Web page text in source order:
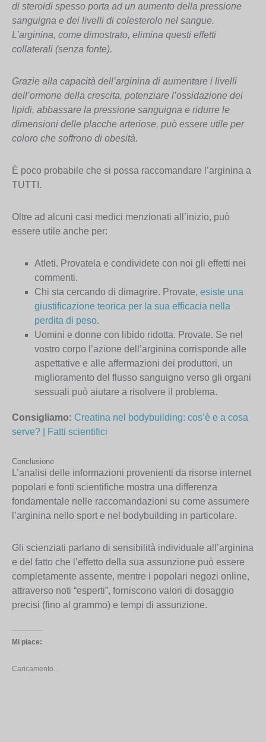
di steroidi spesso porta ad un aumento della pressione
sanguigna e dei livelli di colesterolo nel sangue.
L’arginina, come dimostrato, elimina questi effetti
collaterali (senza fonte).
Grazie alla capacità dell’arginina di aumentare i livelli
dell’ormone della crescita, potenziare l’ossidazione dei
lipidi, abbassare la pressione sanguigna e ridurre le
dimensioni delle placche arteriose, può essere utile per
coloro che soffrono di obesità.
È poco probabile che si possa raccomandare l’arginina a
TUTTI.
Oltre ad alcuni casi medici menzionati all’inizio, può
essere utile anche per:
Atleti. Provatela e condividete con noi gli effetti nei
commenti.
Chi sta cercando di dimagrire. Provate,esiste una
giustificazione teorica per la sua efficacia nella
perdita di peso.
Uomini e donne con libido ridotta. Provate. Se nel
vostro corpo l’azione dell’arginina corrisponde alle
aspettative e alle affermazioni dei produttori, un
miglioramento del flusso sanguigno verso gli organi
sessuali può aiutare a risolvere il problema.
Consigliamo: Creatina nel bodybuilding: cos’è e a cosa
serve? | Fatti scientifici
Conclusione
L’analisi delle informazioni provenienti da risorse internet
popolari e fonti scientifiche mostra una differenza
fondamentale nelle raccomandazioni su come assumere
l’arginina nello sport e nel bodybuilding in particolare.
Gli scienziati parlano di sensibilità individuale all’arginina
e del fatto che l’effetto della sua assunzione può essere
completamente assente, mentre i popolari negozi online,
attraverso noti “esperti”, forniscono valori di dosaggio
precisi (fino al grammo) e tempi di assunzione.
Mi piace:
Caricamento...